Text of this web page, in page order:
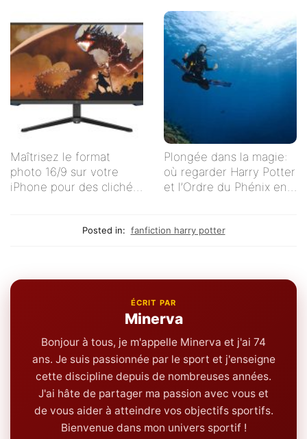
Maîtrisez le format
photo 16/9 sur votre
iPhone pour des clichés
Plongée dans la magie:
où regarder Harry Potter
et l’Ordre du Phénix en
Posted in: fanfiction harry potter
ÉCRIT PAR
Minerva
Bonjour à tous, je m'appelle Minerva et j'ai 74
ans. Je suis passionnée par le sport et j'enseigne
cette discipline depuis de nombreuses années.
J'ai hâte de partager ma passion avec vous et
de vous aider à atteindre vos objectifs sportifs.
Bienvenue dans mon univers sportif !